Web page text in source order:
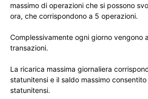
massimo di operazioni che si possono
ora, che corrispondono a 5 operazioni.
Complessivamente ogni giorno vengono
transazioni.
La ricarica massima giornaliera
statunitensi e il saldo massimo
statunitensi.